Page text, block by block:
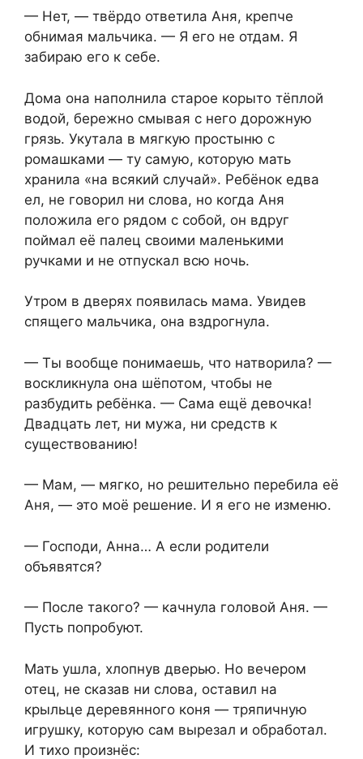
— Нет, — твёрдо ответила Аня, крепче
обнимая мальчика. — Я его не отдам. Я
забираю его к себе.
Дома она наполнила старое корыто тёплой
водой, бережно смывая с него дорожную
грязь. Укутала в мягкую простыню с
ромашками — ту самую, которую мать
хранила «на всякий случай». Ребёнок едва
ел, не говорил ни слова, но когда Аня
положила его рядом с собой, он вдруг
поймал её палец своими маленькими
ручками и не отпускал всю ночь.
Утром в дверях появилась мама. Увидев
спящего мальчика, она вздрогнула.
— Ты вообще понимаешь, что натворила? —
воскликнула она шёпотом, чтобы не
разбудить ребёнка. — Сама ещё девочка!
Двадцать лет, ни мужа, ни средств к
существованию!
— Мам, — мягко, но решительно перебила её
Аня, — это моё решение. И я его не изменю.
— Господи, Анна… А если родители
объявятся?
— После такого? — качнула головой Аня. —
Пусть попробуют.
Мать ушла, хлопнув дверью. Но вечером
отец, не сказав ни слова, оставил на
крыльце деревянного коня — тряпичную
игрушку, которую сам вырезал и обработал.
И тихо произнёс: